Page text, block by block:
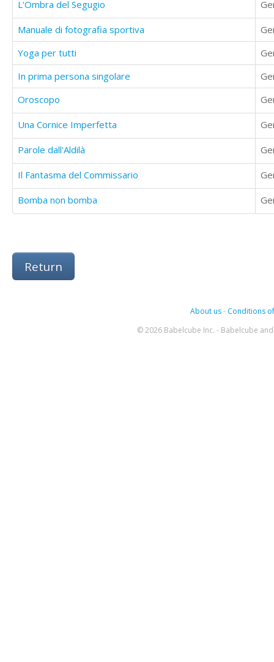
L'Ombra del Segugio
Manuale di fotografia sportiva
Yoga per tutti
In prima persona singolare
Oroscopo
Una Cornice Imperfetta
Parole dall'Aldilà
Il Fantasma del Commissario
Bomba non bomba
Return
About us- Conditions
© 2026 Babelcube Inc. - Babelcube